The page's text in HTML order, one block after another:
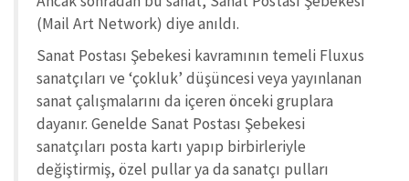
(Mail Art Network) diye anıldı.
Sanat Postası Şebekesi kavramının temeli Fluxus
sanatçıları ve ‘çokluk’ düşüncesi veya yayınlanan
sanat çalışmalarını da içeren önceki gruplara
dayanır. Genelde Sanat Postası Şebekesi
sanatçıları posta kartı yapıp birbirleriyle
değiştirmiş, özel pullar ya da sanatçı pulları